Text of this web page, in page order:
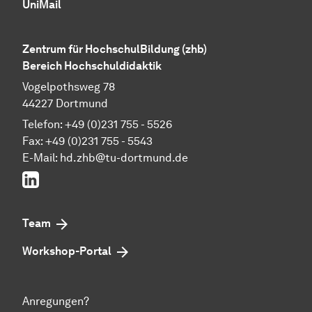
UniMail
Zentrum für Hoch­schul­Bil­dung (zhb)
Bereich Hochschuldidaktik
Vogelpothsweg 78
44227 Dortmund
Telefon: +49 (0)231 755 - 5526
Fax: +49 (0)231 755 - 5543
E-Mail: hd.zhb@tu-dortmund.de
LinkedIn
Team
Workshop-Portal
Anregungen?